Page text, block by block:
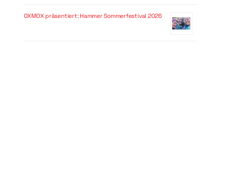
OXMOX präsentiert: Hammer Sommerfestival 2026